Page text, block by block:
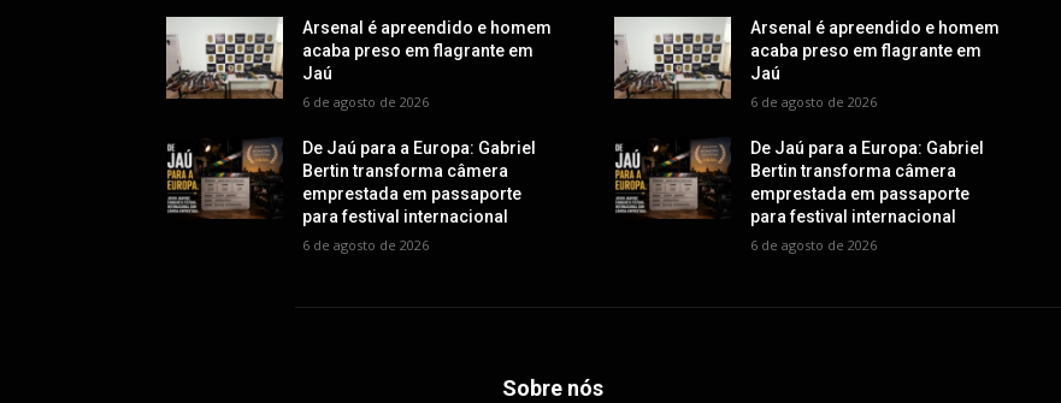
Arsenal é apreendido e homem
acaba preso em flagrante em
Jaú
6 de agosto de 2026
De Jaú para a Europa: Gabriel
Bertin transforma câmera
emprestada em passaporte
para festival internacional
6 de agosto de 2026
Arsenal é apreendido e homem
acaba preso em flagrante em
Jaú
6 de agosto de 2026
De Jaú para a Europa: Gabriel
Bertin transforma câmera
emprestada em passaporte
para festival internacional
6 de agosto de 2026
Sobre nós